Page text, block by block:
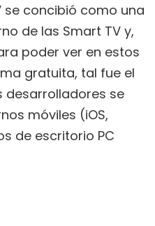
se concibió como una
de las Smart TV y,
poder ver en estos
gratuita, tal fue el
desarrolladores se
móviles (iOS,
de escritorio PC